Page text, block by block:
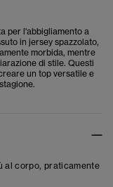
per l'abbigliamento a
in jersey spazzolato,
morbida, mentre
di stile. Questi
un top versatile e
al corpo, praticamente